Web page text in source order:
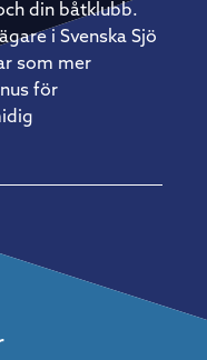
din båtklubb.
i Svenska Sjö
som mer
för